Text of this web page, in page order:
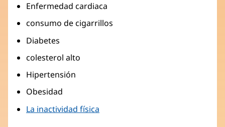
Enfermedad cardiaca
consumo de cigarrillos
Diabetes
colesterol alto
Hipertensión
Obesidad
La inactividad física